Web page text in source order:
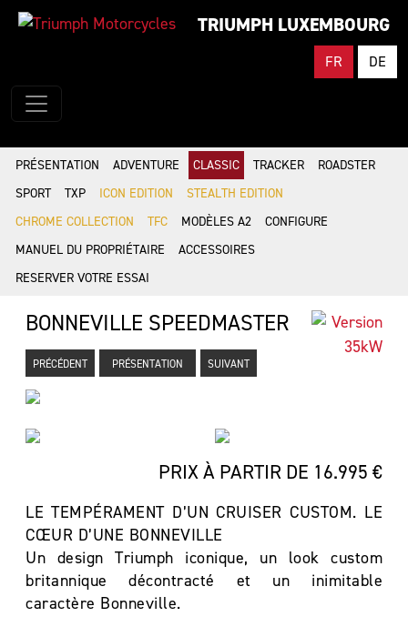
TRIUMPH LUXEMBOURG
FR DE
PRÉSENTATION ADVENTURE CLASSIC TRACKER
ROADSTER
SPORT
TXP ICON EDITION
STEALTH EDITION
CHROME COLLECTION
TFC MODÈLES A2
CONFIGURE
MANUEL DU PROPRIÉTAIRE
ACCESSOIRES
RESERVER VOTRE ESSAI
BONNEVILLE SPEEDMASTER
PRÉCÉDENT PRÉSENTATION SUIVANT
PRIX À PARTIR DE 16.995 €
LE TEMPÉRAMENT D’UN CRUISER CUSTOM. LE
CŒUR D’UNE BONNEVILLE
Un design Triumph iconique, un look custom
britannique décontracté et un inimitable
caractère Bonneville.